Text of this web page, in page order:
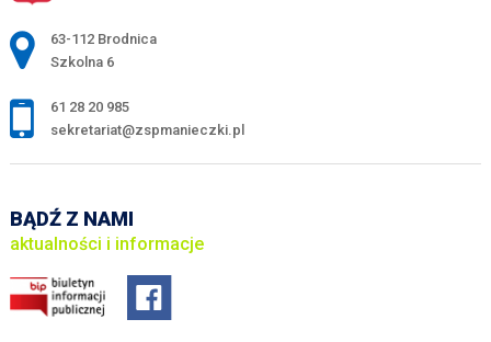
Adres pocztowy:
63-112 Brodnica
Szkolna 6
61 28 20 985
sekretariat@zspmanieczki.pl
BĄDŹ Z NAMI
aktualności i informacje